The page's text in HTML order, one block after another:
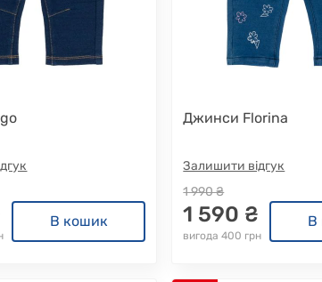
В кошик
Джинси Florina
Залишити відгук
1 990 ₴
1 590 ₴
вигода 400 грн
В